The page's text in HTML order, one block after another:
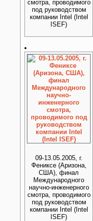
смотра, проводимого
под руководством
компании Intel (Intel
ISEF)
09-13.05.2005, г.
Фениксе (Аризона,
США), финал
Международного
научно-инженерного
смотра, проводимого
под руководством
компании Intel (Intel
ISEF)